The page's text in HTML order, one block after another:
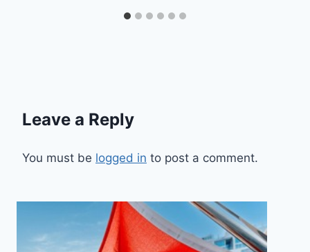
Leave a Reply
You must be logged in to post a comment.